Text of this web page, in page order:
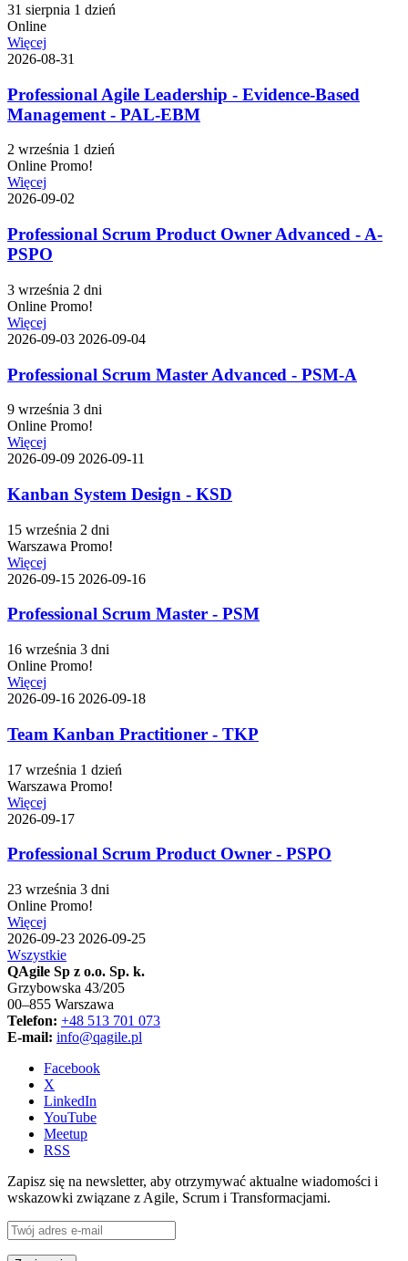
31 sierpnia 1 dzień
Online
Więcej
2026-08-31
Professional Agile Leadership - Evidence-Based
Management - PAL-EBM
2 września 1 dzień
Online Promo!
Więcej
2026-09-02
Professional Scrum Product Owner Advanced - A-
PSPO
3 września 2 dni
Online Promo!
Więcej
2026-09-03 2026-09-04
Professional Scrum Master Advanced - PSM-A
9 września 3 dni
Online Promo!
Więcej
2026-09-09 2026-09-11
Kanban System Design - KSD
15 września 2 dni
Warszawa Promo!
Więcej
2026-09-15 2026-09-16
Professional Scrum Master - PSM
16 września 3 dni
Online Promo!
Więcej
2026-09-16 2026-09-18
Team Kanban Practitioner - TKP
17 września 1 dzień
Warszawa Promo!
Więcej
2026-09-17
Professional Scrum Product Owner - PSPO
23 września 3 dni
Online Promo!
Więcej
2026-09-23 2026-09-25
Wszystkie
QAgile Sp z o.o. Sp. k.
Grzybowska 43/205
00–855 Warszawa
Telefon: +48 513 701 073
E-mail: info@qagile.pl
Facebook
X
LinkedIn
YouTube
Meetup
RSS
Zapisz się na newsletter, aby otrzymywać aktualne wiadomości i
wskazowki związane z Agile, Scrum i Transformacjami.